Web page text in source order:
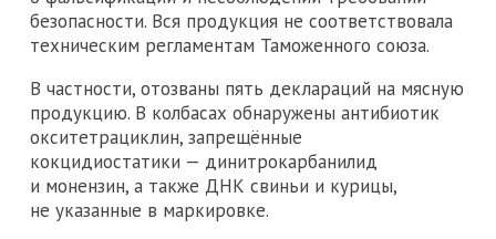
безопасности. Вся продукция не соответствовала
техническим регламентам Таможенного союза.
В частности, отозваны пять деклараций на мясную
продукцию. В колбасах обнаружены антибиотик
окситетрациклин, запрещённые
кокцидиостатики — динитрокарбанилид
и монензин, а также ДНК свиньи и курицы,
не указанные в маркировке.